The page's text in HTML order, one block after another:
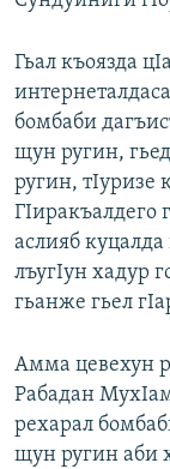
Гьал къоязда
бомбаби
щун ругин,
ругин, тIуризе
ГIиракъалдего
аслияб куцалда
лъугIун хадур
гьанже гьел
Амма цевехун
Рабадан
рехарал
щун ругин аби